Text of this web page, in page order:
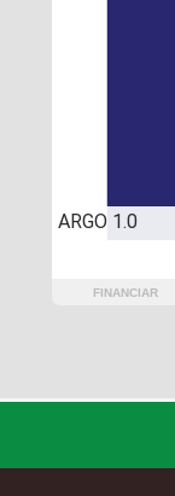
ARGO 1.0
FINANCIAR